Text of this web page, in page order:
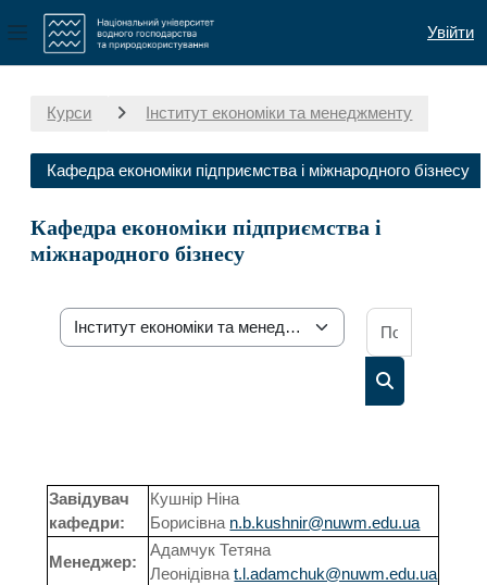
Бокова панель
Увійти
Курси Інститут економіки та менеджменту
Кафедра економіки підприємства і міжнародного бізнесу
Кафедра економіки підприємства і
міжнародного бізнесу
Категорії курсів
Завідувач
кафедри:
Кушнір Ніна
Борисівна n.b.kushnir@nuwm.edu.ua
Менеджер:
Адамчук Тетяна
Леонідівнаt.l.adamchuk@nuwm.edu.ua